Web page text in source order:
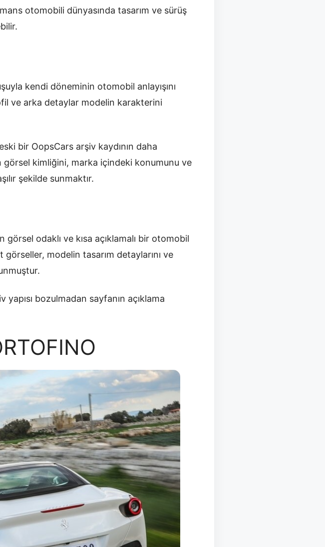
otomobili dünyasında tasarım ve sürüş
kendi döneminin otomobil anlayışını
ve arka detaylar modelin karakterini
bir OopsCars arşiv kaydının daha
kimliğini, marka içindeki konumunu ve
şekilde sunmaktır.
görsel odaklı ve kısa açıklamalı bir otomobil
modelin tasarım detaylarını ve
yapısı bozulmadan sayfanın açıklama